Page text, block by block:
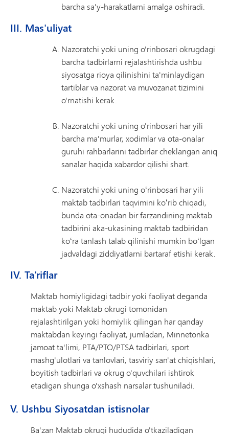
barcha sa'y-harakatlarni amalga oshiradi.
III. Mas'uliyat
Nazoratchi yoki uning o'rinbosari okrugdagi
barcha tadbirlarni rejalashtirishda ushbu
siyosatga rioya qilinishini ta'minlaydigan
tartiblar va nazorat va muvozanat tizimini
o'rnatishi kerak.
Nazoratchi yoki uning o'rinbosari har yili
barcha ma'murlar, xodimlar va ota-onalar
guruhi rahbarlarini tadbirlar cheklangan aniq
sanalar haqida xabardor qilishi shart.
Nazoratchi yoki uning oʻrinbosari har yili
maktab tadbirlari taqvimini koʻrib chiqadi,
bunda ota-onadan bir farzandining maktab
tadbirini aka-ukasining maktab tadbiridan
koʻra tanlash talab qilinishi mumkin boʻlgan
jadvaldagi ziddiyatlarni bartaraf etishi kerak.
IV. Ta'riflar
Maktab homiyligidagi tadbir yoki faoliyat deganda
maktab yoki Maktab okrugi tomonidan
rejalashtirilgan yoki homiylik qilingan har qanday
maktabdan keyingi faoliyat, jumladan, Minnetonka
jamoat ta'limi, PTA/PTO/PTSA tadbirlari, sport
mashg'ulotlari va tanlovlari, tasviriy san'at chiqishlari,
boyitish tadbirlari va okrug o'quvchilari ishtirok
etadigan shunga o'xshash narsalar tushuniladi.
V. Ushbu Siyosatdan istisnolar
Ba'zan Maktab okrugi hududida o'tkaziladigan